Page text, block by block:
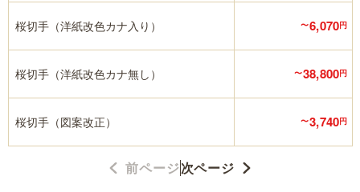
桜切手（洋紙改色カナ入り） 〜6,070円
桜切手（洋紙改色カナ無し） 〜38,800円
桜切手（図案改正） 〜3,740円
前ページ次ページ